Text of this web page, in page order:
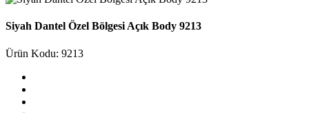
Siyah Dantel Özel Bölgesi Açık Body 9213
Ürün Kodu: 9213